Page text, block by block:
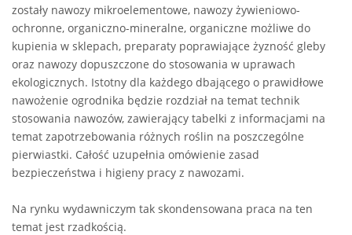
zostały nawozy mikroelementowe, nawozy żywieniowo-
ochronne, organiczno-mineralne, organiczne możliwe do
kupienia w sklepach, preparaty poprawiające żyzność gleby
oraz nawozy dopuszczone do stosowania w uprawach
ekologicznych. Istotny dla każdego dbającego o prawidłowe
nawożenie ogrodnika będzie rozdział na temat technik
stosowania nawozów, zawierający tabelki z informacjami na
temat zapotrzebowania różnych roślin na poszczególne
pierwiastki. Całość uzupełnia omówienie zasad
bezpieczeństwa i higieny pracy z nawozami.
Na rynku wydawniczym tak skondensowana praca na ten
temat jest rzadkością.